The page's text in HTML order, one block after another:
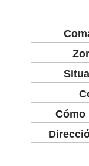
Cómo